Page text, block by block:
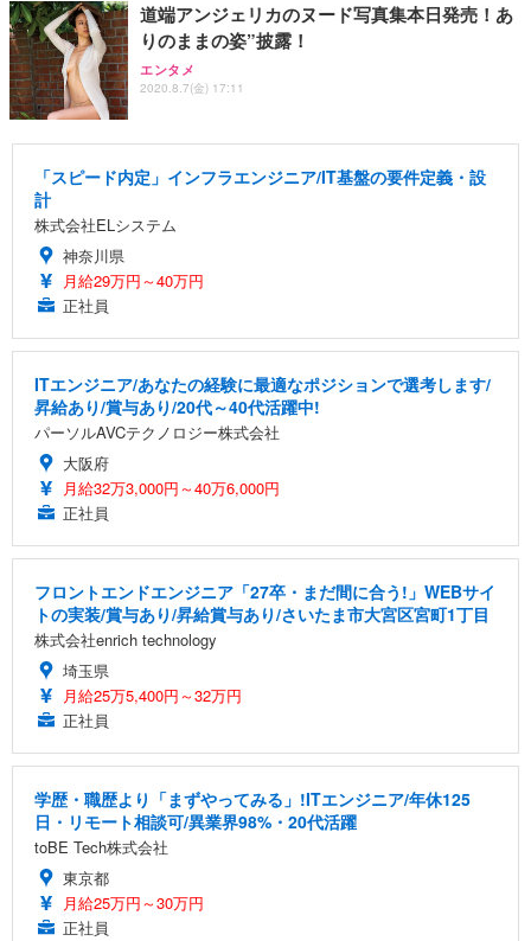
道端アンジェリカのヌード写真集本日発売！あ
りのままの姿”披露！
エンタメ
2020.8.7(金) 17:11
「スピード内定」インフラエンジニア/IT基盤の要件定義・設
計
株式会社ELシステム
神奈川県
月給29万円～40万円
正社員
ITエンジニア/あなたの経験に最適なポジションで選考します/
昇給あり/賞与あり/20代～40代活躍中!
パーソルAVCテクノロジー株式会社
大阪府
月給32万3,000円～40万6,000円
正社員
フロントエンドエンジニア「27卒・まだ間に合う!」WEBサイ
トの実装/賞与あり/昇給賞与あり/さいたま市大宮区宮町1丁目
株式会社enrich technology
埼玉県
月給25万5,400円～32万円
正社員
学歴・職歴より「まずやってみる」!ITエンジニア/年休125
日・リモート相談可/異業界98%・20代活躍
toBE Tech株式会社
東京都
月給25万円～30万円
正社員